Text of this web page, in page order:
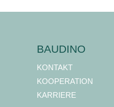
BAUDINO
KONTAKT
KOOPERATION
KARRIERE